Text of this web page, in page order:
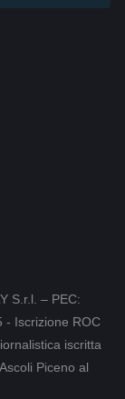
S.r.l. – PEC:
- Iscrizione ROC
iscritta
Piceno al